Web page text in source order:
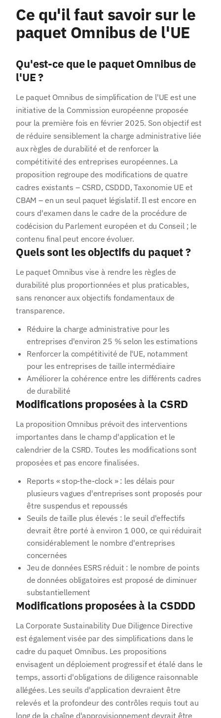
Ce qu'il faut savoir sur le
paquet Omnibus de l'UE
Qu'est-ce que le paquet Omnibus de
l'UE ?
Le paquet Omnibus de simplification de l'UE est une
initiative de la Commission européenne proposée
pour la première fois en février 2025. Son objectif est
de réduire sensiblement la charge administrative liée
aux règles de durabilité et de renforcer la
compétitivité des entreprises européennes. La
proposition regroupe des modifications de quatre
cadres existants – CSRD, CSDDD, Taxonomie UE et
CBAM – en un seul paquet législatif. Il est encore en
cours d'examen dans le cadre de la procédure de
codécision du Parlement européen et du Conseil ; le
contenu final peut encore évoluer.
Quels sont les objectifs du paquet ?
Le paquet Omnibus vise à rendre les règles de
durabilité plus proportionnées et plus praticables,
sans renoncer aux objectifs fondamentaux de
transparence.
Réduire la charge administrative pour les
entreprises d'environ 25 % selon les estimations
Renforcer la compétitivité de l'UE, notamment
pour les entreprises de taille intermédiaire
Améliorer la cohérence entre les différents cadres
de durabilité
Modifications proposées à la CSRD
La proposition Omnibus prévoit des interventions
importantes dans le champ d'application et le
calendrier de la CSRD. Toutes les modifications sont
proposées et pas encore finalisées.
Reports « stop-the-clock » : les délais pour
plusieurs vagues d'entreprises sont proposés pour
être suspendus et repoussés
Seuils de taille plus élevés : le seuil d'effectifs
devrait être porté à environ 1 000, ce qui réduirait
considérablement le nombre d'entreprises
concernées
Jeu de données ESRS réduit : le nombre de points
de données obligatoires est proposé de diminuer
substantiellement
Modifications proposées à la CSDDD
La Corporate Sustainability Due Diligence Directive
est également visée par des simplifications dans le
cadre du paquet Omnibus. Les propositions
envisagent un déploiement progressif et étalé dans le
temps, assorti d'obligations de diligence raisonnable
allégées. Les seuils d'application devraient être
relevés et la profondeur des contrôles requis tout au
long de la chaîne d'approvisionnement devrait être